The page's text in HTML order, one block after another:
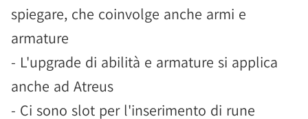
spiegare, che coinvolge anche armi e
armature
- L'upgrade di abilità e armature si applica
anche ad Atreus
- Ci sono slot per l'inserimento di rune